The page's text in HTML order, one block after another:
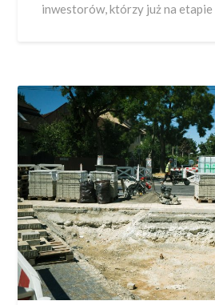
inwestorów, którzy już na etapie